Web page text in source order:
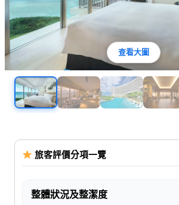
查看大圖
旅客評價分項一覽
整體狀況及整潔度